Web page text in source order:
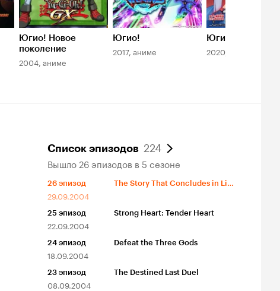
Югио! Новое
поколение
2004, аниме
Югио!
2017, аниме
Югио!
2020, аниме
Список эпизодов 224
Вышло 26 эпизодов в 5 сезоне
26 эпизод
29.09.2004
The Story That Concludes in Light
25 эпизод
22.09.2004
Strong Heart: Tender Heart
24 эпизод
18.09.2004
Defeat the Three Gods
23 эпизод
08.09.2004
The Destined Last Duel